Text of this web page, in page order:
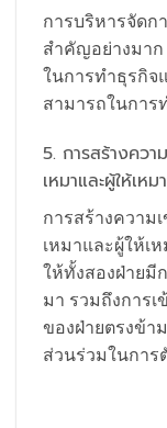
การบริหารจัดก
สำคัญอย่างมาก
ในการทำธุรกิจ
สามารถในกา
5. การสร้างควา
เหมาและผู้ให้เห
การสร้างความ
เหมาและผู้ให้เ
ให้ทั้งสองฝ่ายมี
มา รวมถึงการ
ของฝ่ายตรงข้า
ส่วนร่วมในกา